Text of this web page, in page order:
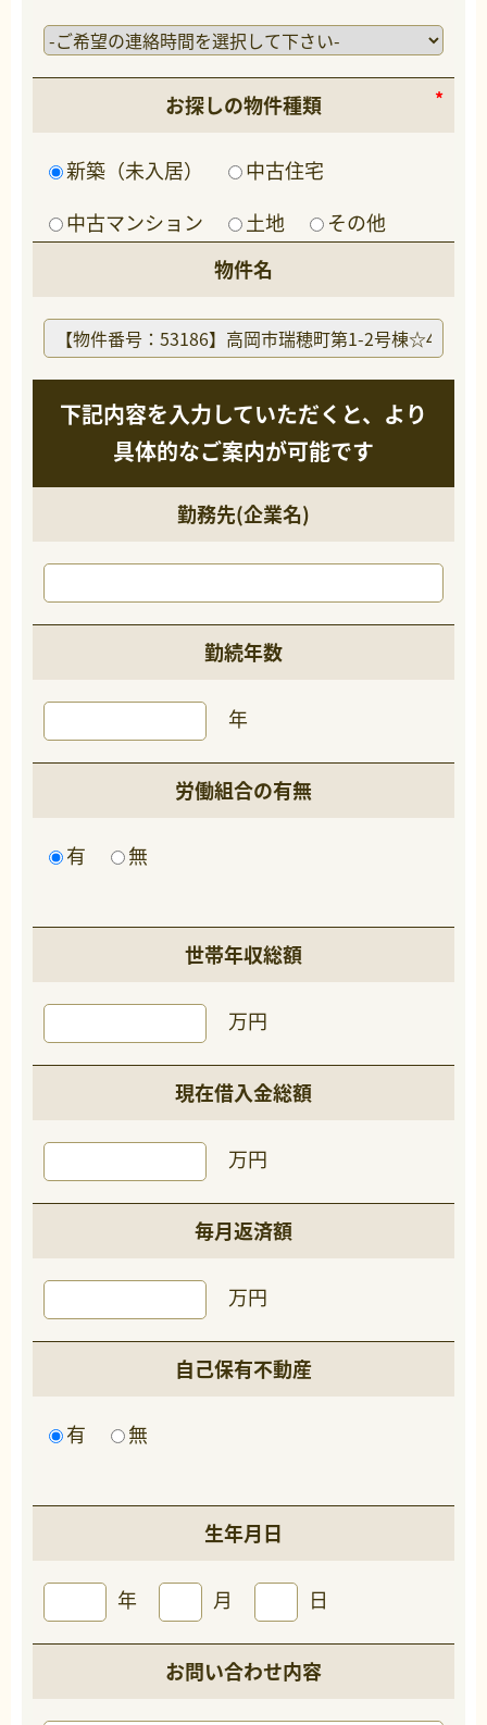
お探しの物件種類
新築（未入居）
中古住宅
中古マンション
土地
その他
物件名
下記内容を入力していただくと、より
具体的なご案内が可能です
勤務先(企業名)
勤続年数
年
労働組合の有無
有 無
世帯年収総額
万円
現在借入金総額
万円
毎月返済額
万円
自己保有不動産
有 無
生年月日
年 月 日
お問い合わせ内容